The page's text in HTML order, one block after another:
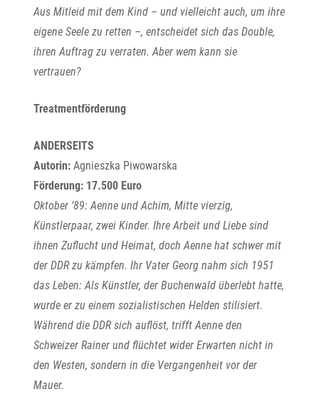
Aus Mitleid mit dem Kind – und vielleicht auch, um ihre
eigene Seele zu retten –, entscheidet sich das Double,
ihren Auftrag zu verraten. Aber wem kann sie
vertrauen?
Treatmentförderung
ANDERSEITS
Autorin: Agnieszka Piwowarska
Förderung: 17.500 Euro
Oktober ‘89: Aenne und Achim, Mitte vierzig,
Künstlerpaar, zwei Kinder. Ihre Arbeit und Liebe sind
ihnen Zuflucht und Heimat, doch Aenne hat schwer mit
der DDR zu kämpfen. Ihr Vater Georg nahm sich 1951
das Leben: Als Künstler, der Buchenwald überlebt hatte,
wurde er zu einem sozialistischen Helden stilisiert.
Während die DDR sich auflöst, trifft Aenne den
Schweizer Rainer und flüchtet wider Erwarten nicht in
den Westen, sondern in die Vergangenheit vor der
Mauer.